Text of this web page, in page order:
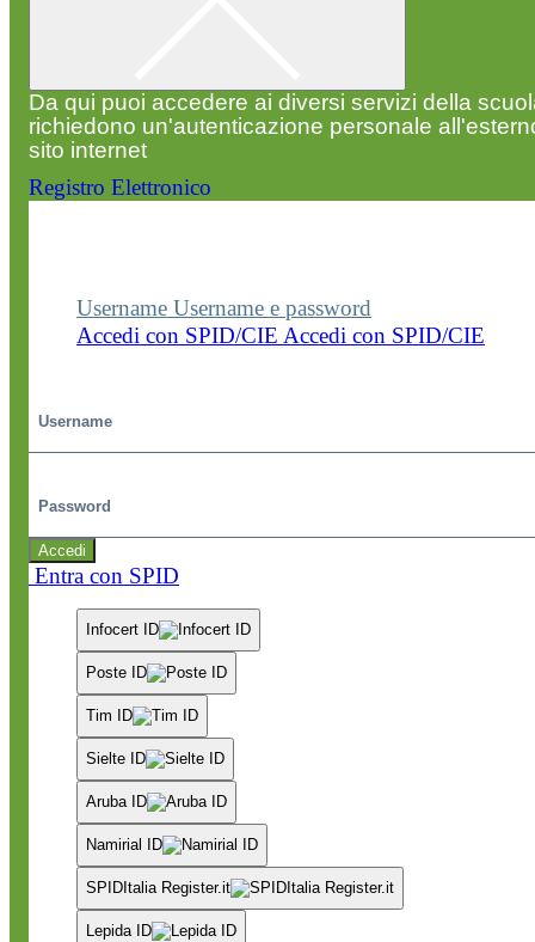
Da qui puoi accedere ai diversi servizi della
richiedono un'autenticazione personale
sito internet
Registro Elettronico
Username Username e password
Accedi con SPID/CIE Accedi con SPID/CIE
Accedi
Entra con SPID
Infocert ID
Poste ID
Tim ID
Sielte ID
Aruba ID
Namirial ID
SPIDItalia Register.it
Lepida ID